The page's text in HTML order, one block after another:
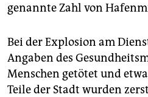
genannte Zahl von
Bei der Explosion am
Angaben des
Menschen getötet und
Teile der Stadt wurden